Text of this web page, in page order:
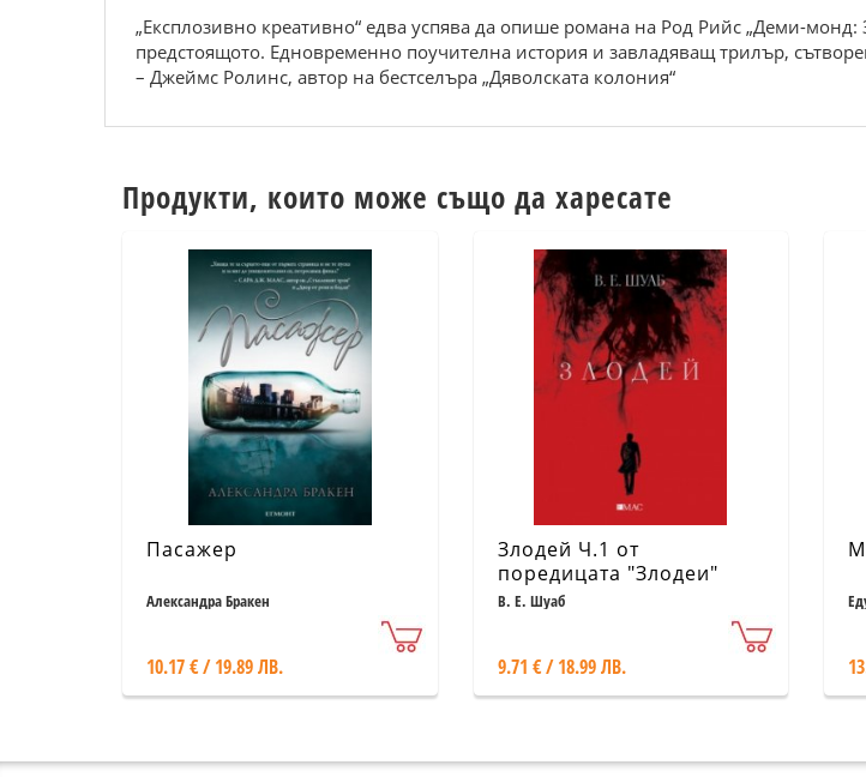
„Експлозивно креативно“ едва успява да опише романа на Род Рийс „Деми-
предстоящото. Едновременно поучителна история и завладяващ трилър,
– Джеймс Ролинс, автор на бестселъра „Дяволската колония“
Продукти, които може също да харесате
Пасажер
Александра Бракен
10.17 € / 19.89 ЛВ.
Злодей Ч.1 от
поредицата "Злодеи"
В. Е. Шуаб
9.71 € / 18.99 ЛВ.